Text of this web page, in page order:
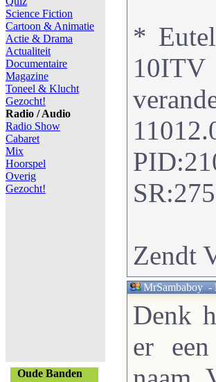
Science Fiction
Cartoon & Animatie
Actie & Drama
Actualiteit
Documentaire
Magazine
Toneel & Klucht
Gezocht!
Radio / Audio
Radio Show
Cabaret
Mix
Hoorspel
Overig
Gezocht!
Oude Banden
*
Zendt
MrSambaboy-
Denk
er